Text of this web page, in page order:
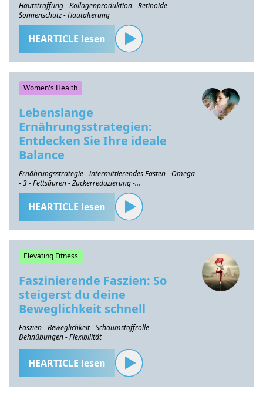
Hautstraffung - Kollagenproduktion - Retinoide -
Sonnenschutz - Hautalterung
HEARTICLE lesen
Women's Health
Lebenslange
Ernährungsstrategien:
Entdecken Sie Ihre ideale
Balance
Ernährungsstrategie - intermittierendes Fasten - Omega
- 3 - Fettsäuren - Zuckerreduzierung -
Gesundheitserhaltung
HEARTICLE lesen
Elevating Fitness
Faszinierende Faszien: So
steigerst du deine
Beweglichkeit schnell
Faszien - Beweglichkeit - Schaumstoffrolle -
Dehnübungen - Flexibilität
HEARTICLE lesen